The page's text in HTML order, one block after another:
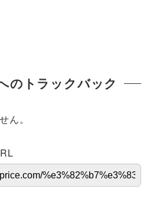
のトラックバック
ん。